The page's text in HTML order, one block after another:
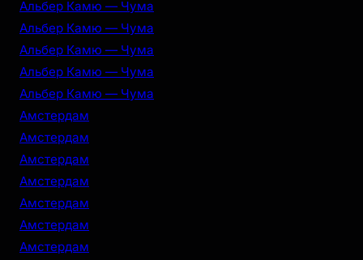
Альбер Камю — Чума
Альбер Камю — Чума
Альбер Камю — Чума
Альбер Камю — Чума
Альбер Камю — Чума
Амстердам
Амстердам
Амстердам
Амстердам
Амстердам
Амстердам
Амстердам